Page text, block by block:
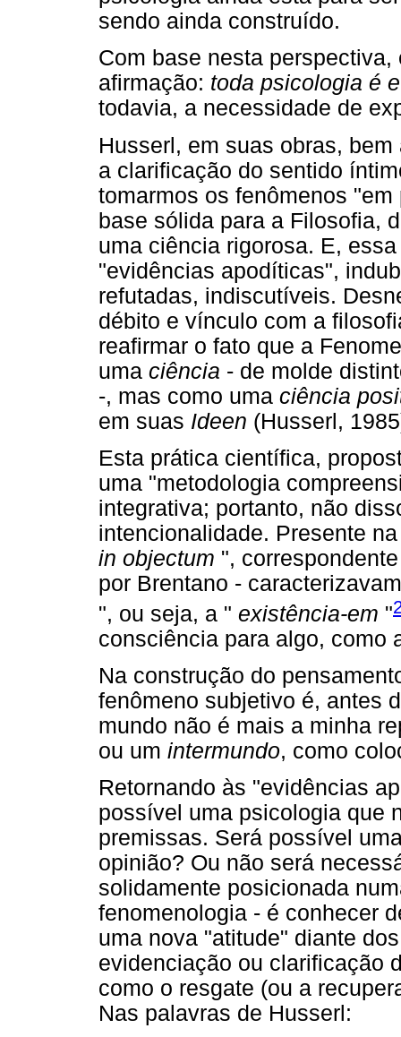
sendo ainda construído.
Com base nesta
afirmação: toda psicologia é
todavia, a necessidade de
Husserl, em suas obras,
a clarificação do sentido
tomarmos os fenômenos
base sólida para a Filosofia,
uma ciência rigorosa. E,
"evidências apodíticas",
refutadas, indiscutíveis.
débito e vínculo com a
reafirmar o fato que a
uma ciência - de molde
-, mas como uma ciência
em suas Ideen (Husserl,
Esta prática científica,
uma "metodologia
integrativa; portanto, não
intencionalidade. Presente
in objectum ",
por Brentano -
", ou seja, a " existência-em "
consciência para algo, como
Na construção do
fenômeno subjetivo é, antes
mundo não é mais a minha
ou um intermundo, como
Retornando às "evidências
possível uma psicologia que
premissas. Será possível
opinião? Ou não será
solidamente posicionada
fenomenologia - é conhecer
uma nova "atitude" diante
evidenciação ou clarificação
como o resgate (ou a
Nas palavras de Husserl: